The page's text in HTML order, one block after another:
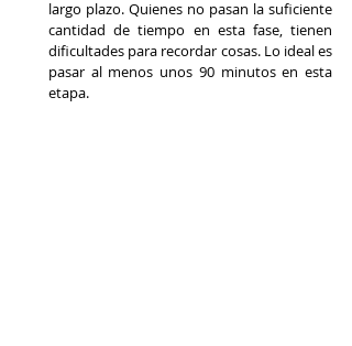
largo plazo. Quienes no pasan la suficiente
cantidad de tiempo en esta fase, tienen
dificultades para recordar cosas. Lo ideal es
pasar al menos unos 90 minutos en esta
etapa.